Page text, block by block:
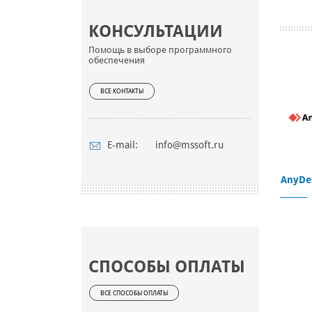
КОНСУЛЬТАЦИИ
Помощь в выборе программного
обеспечения
ВСЕ КОНТАКТЫ
E-mail: info@mssoft.ru
СПОСОБЫ ОПЛАТЫ
ВСЕ СПОСОБЫ ОПЛАТЫ